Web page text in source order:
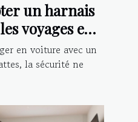
un harnais
voyages en
chien
en voiture avec un
la sécurité ne